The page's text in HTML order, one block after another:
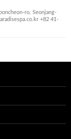
ro, Seonjang-
+82 41-